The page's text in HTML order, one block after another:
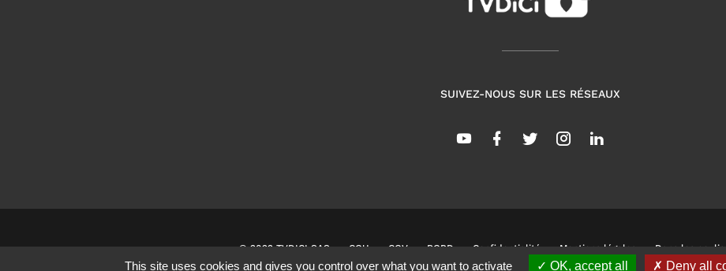
SUIVEZ-NOUS SUR LES RÉSEAUX
© 2022 TVDICI SAS CGU CGV RGPD Confidentialité Mentions légales Dans les
This site uses cookies and gives you control over what you want to activate OK, accept all Deny all